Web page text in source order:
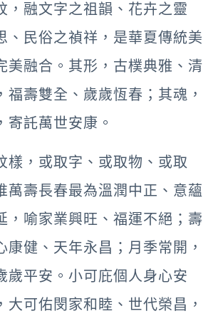
，融文字之祖韻、花卉之靈
、民俗之禎祥，是華夏傳統美
美融合。其形，古樸典雅、清
福壽雙全、歲歲恆春；其魂，
寄託萬世安康。
樣，或取字、或取物、或取
萬壽長春最為溫潤中正、意蘊
，喻家業興旺、福運不絕；壽
康健、天年永昌；月季常開，
歲平安。小可庇個人身心安
大可佑閔家和睦、世代榮昌，